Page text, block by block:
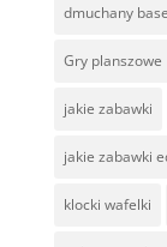
dmuchany
Gry planszowe
jakie zabawki
jakie zabawki
klocki wafelki